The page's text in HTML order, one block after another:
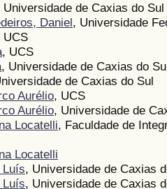
Universidade de Caxias do
Daniel, Universidade
UCS
, UCS
, Universidade de Caxias do
de Caxias do Sul
Aurélio, UCS
Aurélio, Universidade de
Locatelli, Faculdade de
Locatelli
Luís, Universidade de Caxias
Luís, Universidade de Caxias